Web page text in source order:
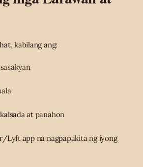
kabilang ang:
at panahon
Lyft app na nagpapakita ng iyong